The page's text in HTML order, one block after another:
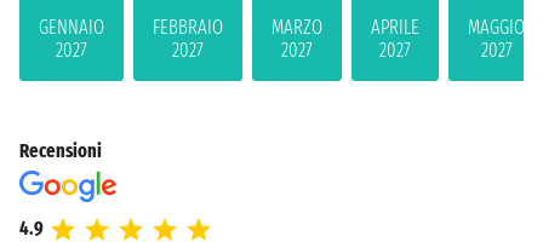
GENNAIO
2027
FEBBRAIO
2027
MARZO
2027
APRILE
2027
MAGGIO
2027
Recensioni
4.9